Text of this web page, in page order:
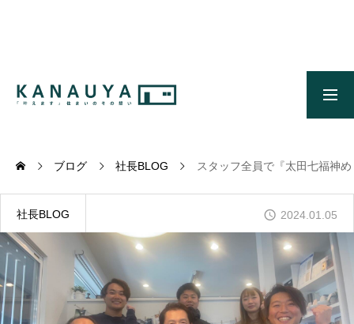
施工事例
ONLINE MODEL HOUSE
オンライン展示場
WORKS
ブログ 社長BLOG スタッフ全員で『太田七福神
社長BLOG 2024.01.05